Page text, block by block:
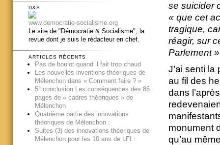
se suicider
« que cet
tragique,
réagir, sur
Parlement »
J’ai senti
au fil des
dans
monument
qu’au
D&S
www.democratie-socialisme.org
Le site de "Démocratie & Socialisme", la
revue dont je suis le rédacteur en chef.
ARTICLES RÉCENTS
Pas de boulot quand il fait trop chaud
Les nouvelles inventions théoriques de
Mélenchon dans « Comment faire ? »
5° conclusion Les conséquences des 85
pages de « cadres théoriques » de
Mélenchon
Quatrième partie des innovations
théoriques de Mélenchon :
Suites (3) des innovations théoriques de
Mélenchon pour les 10 ans de LFI :